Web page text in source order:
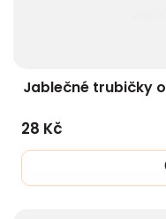
Jablečné trubičky
28 Kč